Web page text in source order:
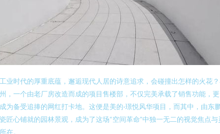
业时代的厚重底蕴，邂逅现代人居的诗意追求，会碰撞出怎样的火花
，一个由老厂房改造而成的项目售楼部，不仅完美承载了销售功能，
为备受追捧的网红打卡地。这便是美的·璟悦风华项目，而其中，由东
匠心铺就的园林景观，成为了这场“空间革命”中独一无二的视觉焦点与
在。